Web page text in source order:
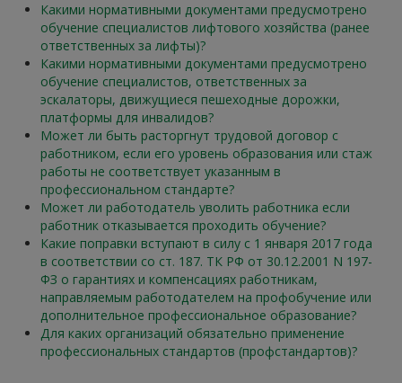
Какими нормативными документами предусмотрено
обучение специалистов лифтового хозяйства (ранее
ответственных за лифты)?
Какими нормативными документами предусмотрено
обучение специалистов, ответственных за
эскалаторы, движущиеся пешеходные дорожки,
платформы для инвалидов?
Может ли быть расторгнут трудовой договор с
работником, если его уровень образования или стаж
работы не соответствует указанным в
профессиональном стандарте?
Может ли работодатель уволить работника если
работник отказывается проходить обучение?
Какие поправки вступают в силу с 1 января 2017 года
в соответствии со ст. 187. ТК РФ от 30.12.2001 N 197-
ФЗ о гарантиях и компенсациях работникам,
направляемым работодателем на профобучение или
дополнительное профессиональное образование?
Для каких организаций обязательно применение
профессиональных стандартов (профстандартов)?